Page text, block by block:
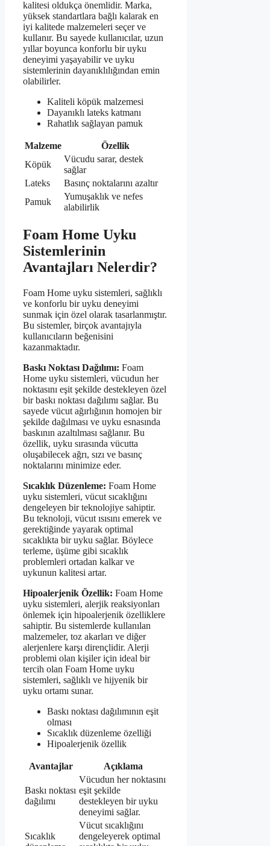
kalitesi oldukça önemlidir. Marka,
yüksek standartlara bağlı kalarak en
iyi kalitede malzemeleri seçer ve
kullanır. Bu sayede kullanıcılar, uzun
yıllar boyunca konforlu bir uyku
deneyimi yaşayabilir ve uyku
sistemlerinin dayanıklılığından emin
olabilirler.
Kaliteli köpük malzemesi
Dayanıklı lateks katmanı
Rahatlık sağlayan pamuk
Malzeme
Özellik
Köpük
Vücudu sarar, destek
sağlar
Lateks
Basınç noktalarını azaltır
Pamuk
Yumuşaklık ve nefes
alabilirlik
Foam Home Uyku
Sistemlerinin
Avantajları Nelerdir?
Foam Home uyku sistemleri, sağlıklı
ve konforlu bir uyku deneyimi
sunmak için özel olarak tasarlanmıştır.
Bu sistemler, birçok avantajıyla
kullanıcıların beğenisini
kazanmaktadır.
Baskı Noktası Dağılımı: Foam
Home uyku sistemleri, vücudun her
noktasını eşit şekilde destekleyen özel
bir baskı noktası dağılımı sağlar. Bu
sayede vücut ağırlığının homojen bir
şekilde dağılması ve uyku esnasında
baskının azaltılması sağlanır. Bu
özellik, uyku sırasında vücutta
oluşabilecek ağrı, sızı ve basınç
noktalarını minimize eder.
Sıcaklık Düzenleme: Foam Home
uyku sistemleri, vücut sıcaklığını
dengeleyen bir teknolojiye sahiptir.
Bu teknoloji, vücut ısısını emerek ve
gerektiğinde yayarak optimal
sıcaklıkta bir uyku sağlar. Böylece
terleme, üşüme gibi sıcaklık
problemleri ortadan kalkar ve
uykunun kalitesi artar.
Hipoalerjenik Özellik: Foam Home
uyku sistemleri, alerjik reaksiyonları
önlemek için hipoalerjenik özelliklere
sahiptir. Bu sistemlerde kullanılan
malzemeler, toz akarları ve diğer
alerjenlere karşı dirençlidir. Alerji
problemi olan kişiler için ideal bir
tercih olan Foam Home uyku
sistemleri, sağlıklı ve hijyenik bir
uyku ortamı sunar.
Baskı noktası dağılımının eşit
olması
Sıcaklık düzenleme özelliği
Hipoalerjenik özellik
Avantajlar Açıklama
Baskı noktası
dağılımı
Vücudun her noktasını
eşit şekilde
destekleyen bir uyku
deneyimi sağlar.
Sıcaklık
Vücut sıcaklığını
dengeleyerek optimal